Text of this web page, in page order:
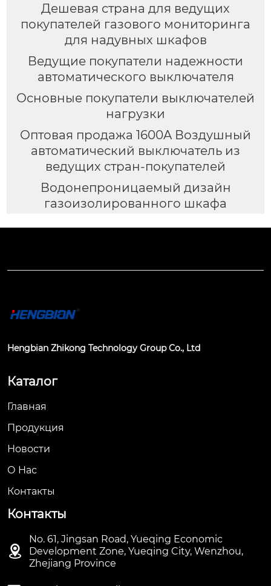
Дешевая страна для ведущих
покупателей газового мониторинга
для надувных шкафов
Ведущие покупатели надежности
автоматического выключателя
Основные покупатели выключателей
нагрузки
Оптовая продажа 1600A Воздушный
автоматический выключатель из
ведущих стран-покупателей
Водонепроницаемый дизайн
газоизолированного шкафа
Hengbian Zhikong Technology Group Co., Ltd
Каталог
Главная
Продукция
Новости
О Hас
Контакты
Контакты

No. 61, Jingsan Road, Yueqing Economic
Development Zone, Yueqing City, Wenzhou,
Zhejiang Province